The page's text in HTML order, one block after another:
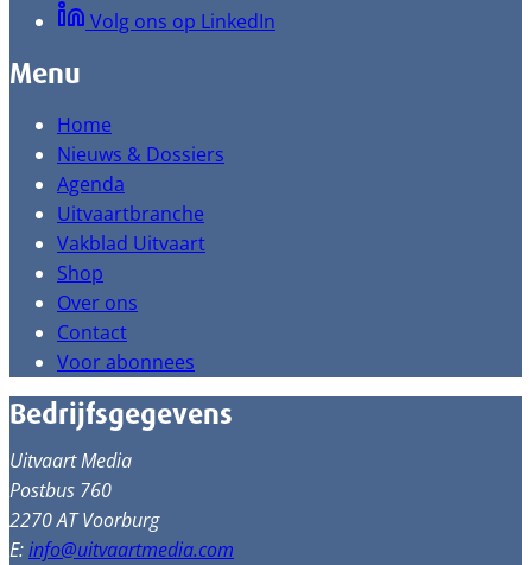
Volg ons op LinkedIn
Menu
Home
Nieuws & Dossiers
Agenda
Uitvaartbranche
Vakblad Uitvaart
Shop
Over ons
Contact
Voor abonnees
Bedrijfsgegevens
Uitvaart Media
Postbus 760
2270 AT Voorburg
E:info@uitvaartmedia.com